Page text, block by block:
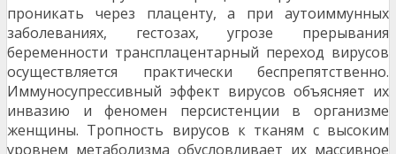
проникать через плаценту, а при аутоиммунных
заболеваниях, гестозах, угрозе пре­рывания
беременности трансплацентарный переход вирусов
осуществляется практически беспрепятст­венно.
Иммуносупрессивный эффект вирусов объяс­няет их
инвазию и феномен персистенции в орга­низме
женщины. Тропность вирусов к тканям с высо­ким
уровнем метаболизма обусловливает их мас­сивное